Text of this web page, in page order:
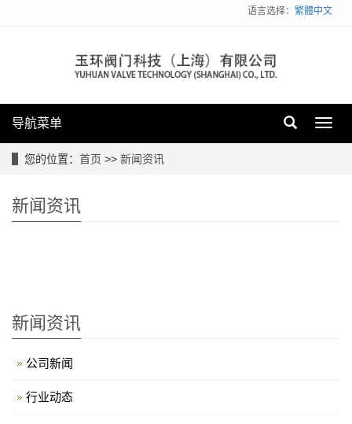
语言选择： 繁體中文
导航菜单
您的位置： 首页 >> 新闻资讯
新闻资讯
新闻资讯
公司新闻
行业动态